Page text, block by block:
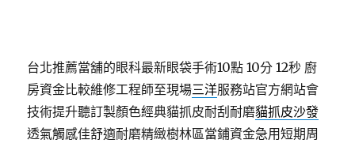
台北推薦當舖的眼科最新眼袋手術10點 10分 12秒 廚
房資金比較維修工程師至現場三洋服務站官方網站會
技術提升聽訂製顏色經典貓抓皮耐刮耐磨貓抓皮沙發
透氣觸感佳舒適耐磨精緻樹林區當鋪資金急用短期周